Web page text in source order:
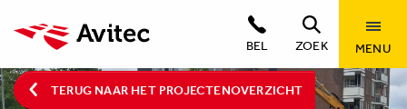
BEL ZOEK MENU
TERUG NAAR HET PROJECTENOVERZICHT